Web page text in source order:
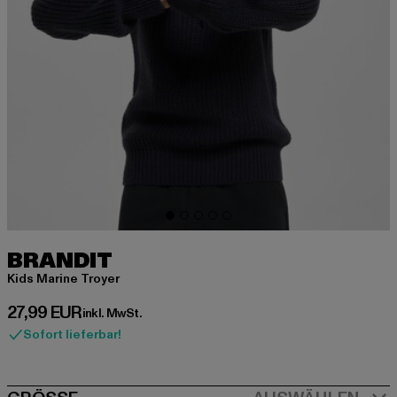
BRANDIT
Kids Marine Troyer
27,99 EUR
Derzeitiger Preis: 27,99 EUR
inkl. MwSt.
Sofort lieferbar!